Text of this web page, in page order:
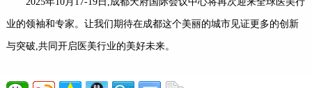
业的领袖和专家。让我们期待在成都这个美丽的城市见证更多的创新
与突破,共同开启医美行业的美好未来。